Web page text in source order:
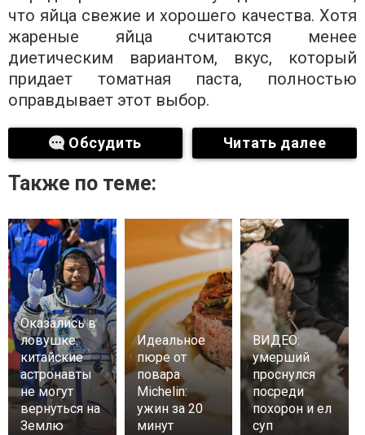
что яйца свежие и хорошего качества. Хотя
жареные яйца считаются менее
диетическим вариантом, вкус, который
придает томатная паста, полностью
оправдывает этот выбор.
Обсудить Читать далее
Также по теме:
Оказались в
ловушке:
китайские
астронавты
не могут
вернуться на
Землю
Идеальное
пюре от
повара
Michelin:
ужин за 20
минут
ВИДЕО:
умерший
проснулся
посреди
похорон и ел
суп